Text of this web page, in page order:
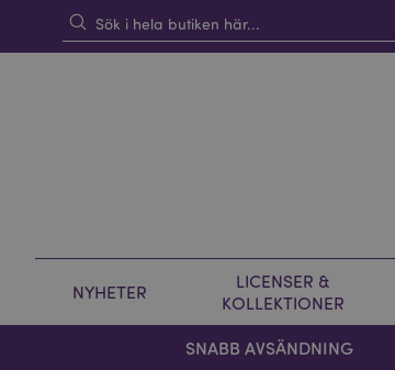
NYHETER
LICENSER &
KOLLEKTIONER
SNABB AVSÄNDNING